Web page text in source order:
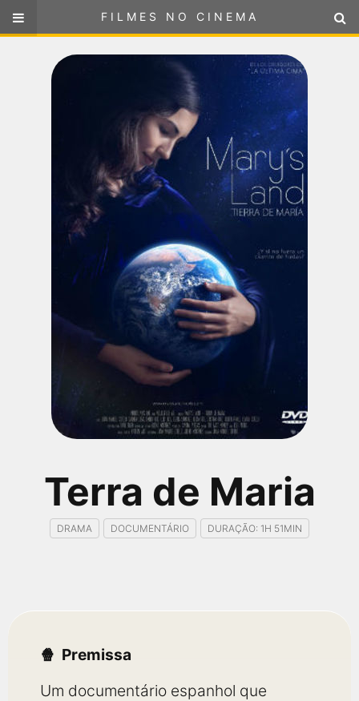
FILMES NO CINEMA
selecione sua localização
Terra de Maria
DRAMA DOCUMENTÁRIO DURAÇÃO: 1H 51MIN
Premissa
Um documentário espanhol que
FILMES NO CINEMA
SELECIONE SUA LOCALIZAÇÃO
PRÓXIMOS LANÇAMENTOS
NOTÍCIAS
PÁGINA INICIAL
FilmesNoCinema.com.br
é o maior localizador de filmes e
sessões de cinema no Brasil. Através dele, você pode
encontrar os filmes no cinema mais próximos a você ou a
qualquer cidade em território brasileiro. Você pode também
acessar informações sobre cinemas, horários, assistir aos